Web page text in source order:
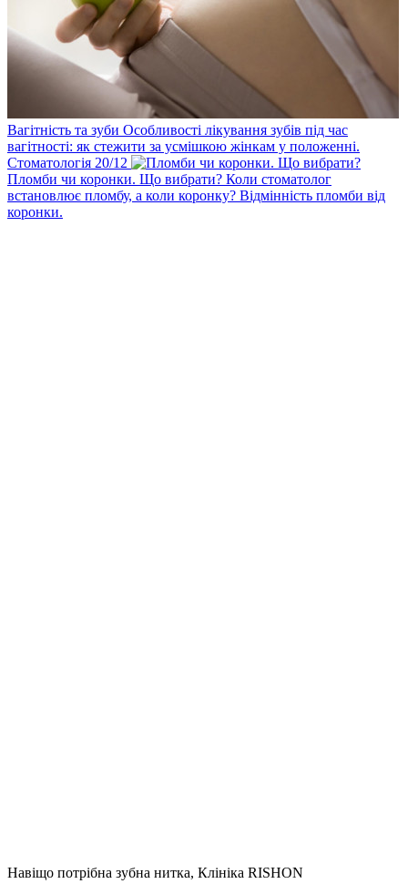
Вагітність та зуби Особливості лікування зубів під час
вагітності: як стежити за усмішкою жінкам у положенні.
Стоматологія 20/12
Пломби чи коронки. Що вибрати? Коли стоматолог
встановлює пломбу, а коли коронку? Відмінність пломби від
коронки.
Навіщо потрібна зубна нитка, Клініка RISHON